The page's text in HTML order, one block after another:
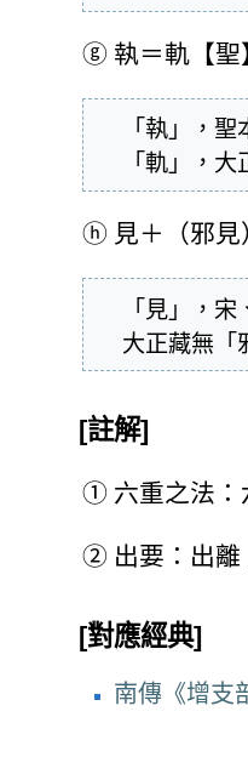
ⓖ 執＝軌【聖
「軌」，
ⓗ 見＋（邪見
大正藏無
[註解]
① 六重之法
② 出要：出離
[對應經典]
南傳《增支